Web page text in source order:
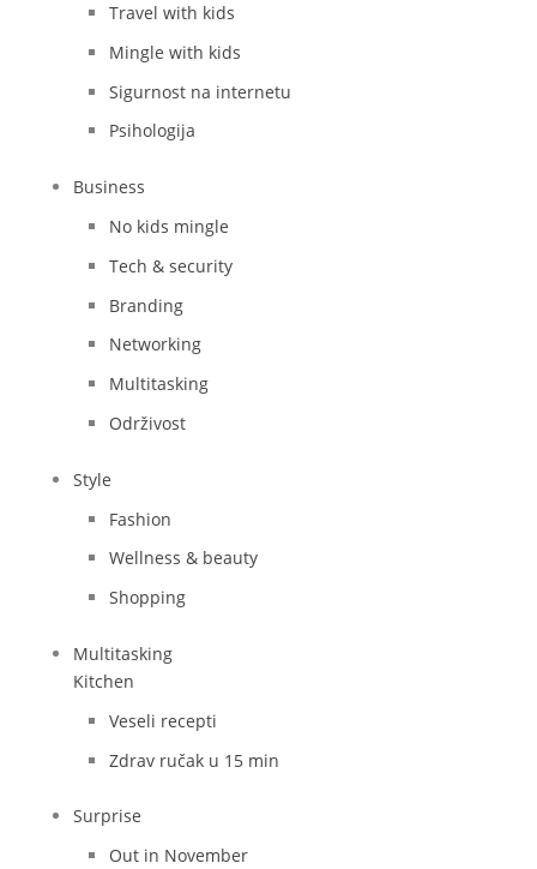
Travel with kids
Mingle with kids
Sigurnost na internetu
Psihologija
Business
No kids mingle
Tech & security
Branding
Networking
Multitasking
Održivost
Style
Fashion
Wellness & beauty
Shopping
Multitasking
Kitchen
Veseli recepti
Zdrav ručak u 15 min
Surprise
Out in November